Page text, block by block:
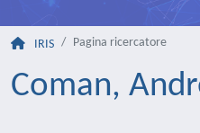
IRIS Pagina ricercatore
Coman,